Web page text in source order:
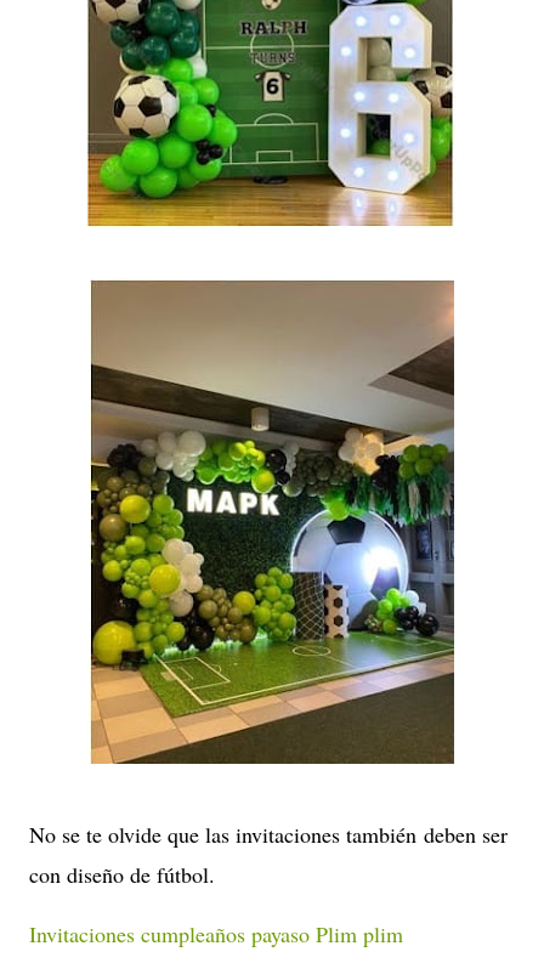
No se te olvide que las invitaciones también deben ser
con diseño de fútbol.
Invitaciones cumpleaños payaso Plim plim